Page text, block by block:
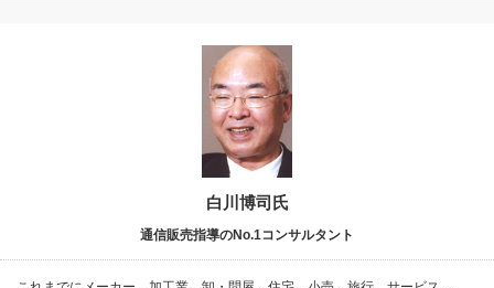
白川博司氏
通信販売指導のNo.1コンサルタント